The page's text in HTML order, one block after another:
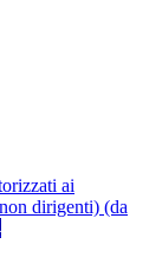
ai
dirigenti) (da